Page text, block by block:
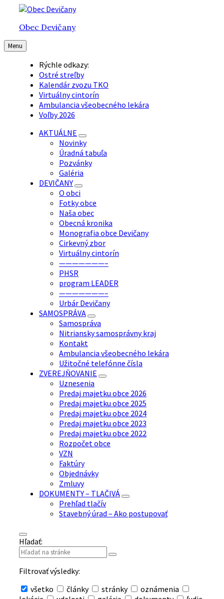
Preskočiť
obsah
Preskočiť
hlavnú
navigáciu
Preskočiť
pätičkuObec Devičany
Menu
Rýchle odkazy:
Ostré streľby
Kalendár zvozu TKO
Virtuálny cintorín
Ambulancia všeobecného lekára
Voľby 2026
AKTUÁLNE
Novinky
Úradná tabuľa
Pozvánky
Galéria
DEVIČANY
O obci
Fotky obce
Naša obec
Obecná kronika
Monografia obce Devičany
Cirkevný zbor
Virtuálny cintorín
———————–
PHSR
program LEADER
———————–
Urbár Devičany
SAMOSPRÁVA
Samospráva
Nitriansky samosprávny kraj
Kontakt
Ambulancia všeobecného lekára
Užitočné telefónne čísla
ZVEREJŇOVANIE
Uznesenia
Predaj majetku obce 2026
Predaj majetku obce 2025
Predaj majetku obce 2024
Predaj majetku obce 2023
Predaj majetku obce 2022
Rozpočet obce
VZN
Faktúry
Objednávky
Zmluvy
DOKUMENTY – TLAČIVÁ
Prehľad tlačív
Stavebný úrad – Ako postupovať
Hľadať:
Filtrovať výsledky:
všetko
články stránky
oznámenia